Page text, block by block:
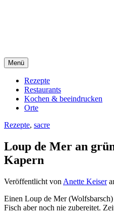
Menü
Rezepte
Restaurants
Kochen & beeindrucken
Orte
Rezepte, sacre
Loup de Mer an
Kapern
Veröffentlicht von Anette Keiser
Einen Loup de Mer (Wolfsbarsch)
Fisch aber noch nie zubereitet.